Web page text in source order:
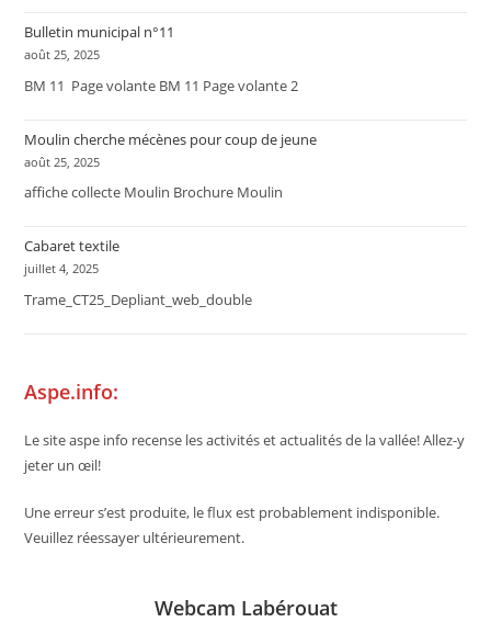
Bulletin municipal n°11
août 25, 2025
BM 11 Page volante BM 11 Page volante 2
Moulin cherche mécènes pour coup de jeune
août 25, 2025
affiche collecte Moulin Brochure Moulin
Cabaret textile
juillet 4, 2025
Trame_CT25_Depliant_web_double
Aspe.info:
Le site aspe info recense les activités et actualités de la vallée! Allez-y
jeter un œil!
Une erreur s’est produite, le flux est probablement indisponible.
Veuillez réessayer ultérieurement.
Webcam Labérouat